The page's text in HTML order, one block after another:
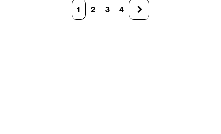
Page
1 Page
2 Page
3 Page
4